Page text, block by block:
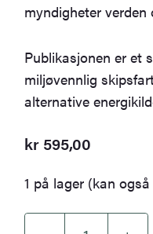
myndigheter verden
Publikasjonen er et
miljøvennlig
alternative
kr595,00
1 på lager (kan